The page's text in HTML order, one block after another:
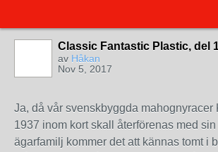
Classic Fantastic Plastic, del
av Håkan
Nov 5, 2017
Ja, då vår svenskbyggda mahognyracer
1937 inom kort skall återförenas med
ägarfamilj kommer det att kännas tomt i